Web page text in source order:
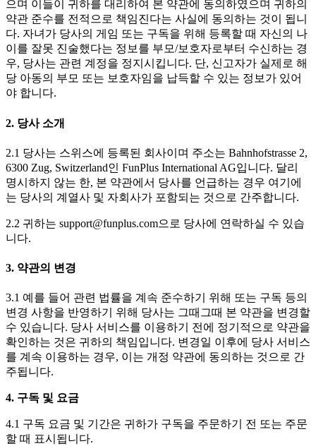
으며 이들이 귀하를 대리하여 본 약관에 동의하였으며 귀하의
약관 준수를 전적으로 책임진다는 사실에 동의하는 것이 됩니
다. 자녀가 당사의 게임 또는 구독을 위해 등록할 때 자신의 나
이를 잘못 진술했다는 정보를 부모/보호자로부터 수신하는 경
우, 당사는 관련 계정을 정지시킵니다. 단, 신고자가 실제로 해
당 아동의 부모 또는 보호자임을 납득할 수 있는 정보가 있어
야 합니다.
2. 당사 소개
2.1 당사는 스위스에 등록된 회사이며 주소는 Bahnhofstrasse 2,
6300 Zug, Switzerland인 FunPlus International AG입니다. 달리
명시하지 않는 한, 본 약관에서 당사를 언급하는 경우 여기에
는 당사의 계열사 및 자회사가 포함되는 것으로 간주합니다.
2.2 귀하는 support@funplus.com으로 당사에 연락하실 수 있습
니다.
3. 약관의 변경
3.1 예를 들어 관련 법률을 계속 준수하기 위해 또는 구독 등의
변경 사항을 반영하기 위해 당사는 그때그때 본 약관을 변경할
수 있습니다. 당사 서비스를 이용하기 전에 정기적으로 약관을
확인하는 것은 귀하의 책임입니다. 변경일 이후에 당사 서비스
를 계속 이용하는 경우, 이는 개정 약관에 동의하는 것으로 간
주됩니다.
4. 구독 및 요금
4.1 구독 요금 및 기간은 귀하가 구독을 주문하기 전 또는 주문
할 때 표시됩니다.